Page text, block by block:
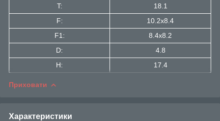
T:
18.1
F:
10.2x8.4
F1:
8.4x8.2
D:
4.8
H:
17.4
Приховати
Характеристики